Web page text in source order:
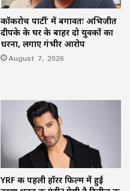
कॉकरोच पार्टी’ में बगावतः अभिजीत
दीपके के घर के बाहर दो युवकों का
धरना, लगाए गंभीर आरोप
August 7, 2026
YRF की पहली हॉरर फिल्म में हुई